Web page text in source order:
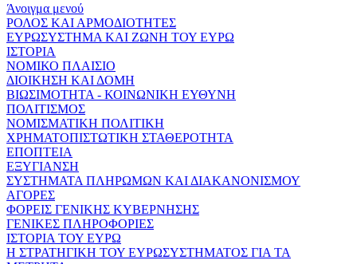
Άνοιγμα μενού
ΡΟΛΟΣ ΚΑΙ ΑΡΜΟΔΙΟΤΗΤΕΣ
ΕΥΡΩΣΥΣΤΗΜΑ ΚΑΙ ΖΩΝΗ ΤΟΥ ΕΥΡΩ
ΙΣΤΟΡΙΑ
ΝΟΜΙΚΟ ΠΛΑΙΣΙΟ
ΔΙΟΙΚΗΣΗ ΚΑΙ ΔΟΜΗ
ΒΙΩΣΙΜΟΤΗΤΑ - ΚΟΙΝΩΝΙΚΗ ΕΥΘΥΝΗ
ΠΟΛΙΤΙΣΜΟΣ
ΝΟΜΙΣΜΑΤΙΚΗ ΠΟΛΙΤΙΚΗ
ΧΡΗΜΑΤΟΠΙΣΤΩΤΙΚΗ ΣΤΑΘΕΡΟΤΗΤΑ
ΕΠΟΠΤΕΙΑ
ΕΞΥΓΙΑΝΣΗ
ΣΥΣΤΗΜΑΤΑ ΠΛΗΡΩΜΩΝ ΚΑΙ ΔΙΑΚΑΝΟΝΙΣΜΟΥ
ΑΓΟΡΕΣ
ΦΟΡΕΙΣ ΓΕΝΙΚΗΣ ΚΥΒΕΡΝΗΣΗΣ
ΓΕΝΙΚΕΣ ΠΛΗΡΟΦΟΡΙΕΣ
ΙΣΤΟΡΙΑ ΤΟΥ ΕΥΡΩ
Η ΣΤΡΑΤΗΓΙΚΗ ΤΟΥ ΕΥΡΩΣΥΣΤΗΜΑΤΟΣ ΓΙΑ ΤΑ